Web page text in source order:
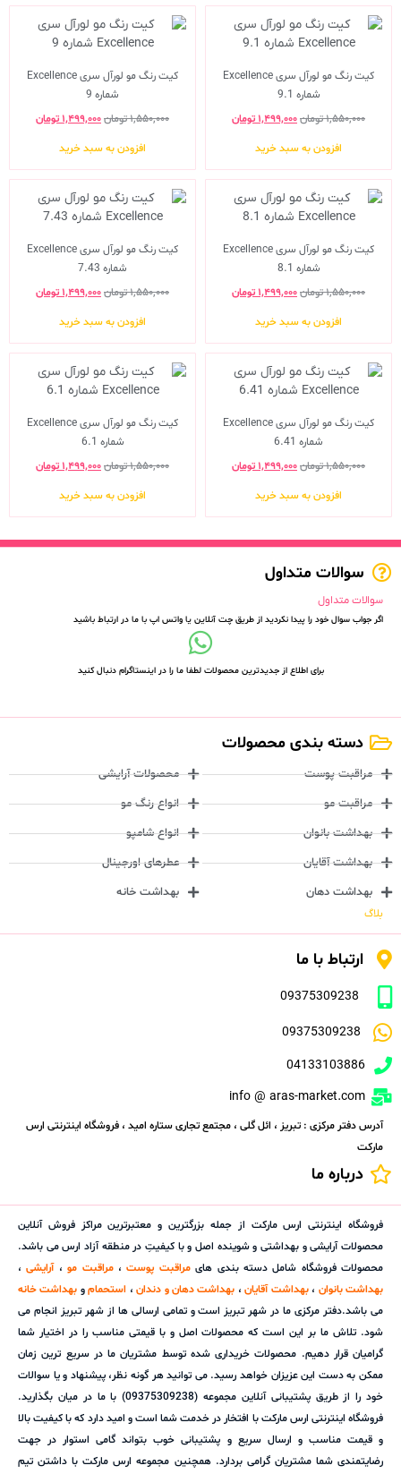
کیت رنگ مو لورآل سری Excellence
شماره 9.1
۱,۵۵۰,۰۰۰تومان۱,۴۹۹,۰۰۰ تومان
افزودن به سبد خرید
کیت رنگ مو لورآل سری Excellence
شماره 9
۱,۵۵۰,۰۰۰تومان۱,۴۹۹,۰۰۰ تومان
افزودن به سبد خرید
کیت رنگ مو لورآل سری Excellence
شماره 8.1
۱,۵۵۰,۰۰۰تومان۱,۴۹۹,۰۰۰ تومان
افزودن به سبد خرید
کیت رنگ مو لورآل سری Excellence
شماره 7.43
۱,۵۵۰,۰۰۰تومان۱,۴۹۹,۰۰۰ تومان
افزودن به سبد خرید
کیت رنگ مو لورآل سری Excellence
شماره 6.41
۱,۵۵۰,۰۰۰تومان۱,۴۹۹,۰۰۰ تومان
افزودن به سبد خرید
کیت رنگ مو لورآل سری Excellence
شماره 6.1
۱,۵۵۰,۰۰۰تومان۱,۴۹۹,۰۰۰ تومان
افزودن به سبد خرید
سوالات متداول
سوالات متداول
اگر جواب سوال خود را پیدا نکردید از طریق چت آنلاین یا واتس اپ با ما در ارتباط باشید
برای اطلاع از جدیدترین محصولات لطفا ما را در اینستاگرام دنبال کنید
دسته بندی محصولات
مراقبت پوست
مراقبت مو
بهداشت بانوان
بهداشت آقایان
بهداشت دهان
محصولات آرایشی
انواع رنگ مو
انواع شامپو
عطرهای اورجینال
بهداشت خانه
بلاگ
ارتباط با ما
09375309238
09375309238
04133103886
info @ aras-market.com
آدرس دفتر مرکزی : تبریز ، ائل گلی ، مجتمع تجاری ستاره امید ، فروشگاه اینترنتی ارس
مارکت
درباره ما
فروشگاه اینترنتی ارس مارکت از جمله بزرگترین و معتبرترین مراکز فروش آنلاین
محصولات آرایشی و بهداشتی و شوینده اصل و با کیفیتِ در منطقه آزاد ارس می باشد.
محصولات فروشگاه شامل دسته بندی هایمراقبت پوست،مراقبت مو،آرایشی،
بهداشت بانوان ،بهداشت آقایان، بهداشت دهان و دندان، استحمامو بهداشت خانه
می باشد.دفتر مرکزی ما در شهر تبریز است و تمامی ارسالی ها از شهر تبریز انجام می
شود. تلاش ما بر این است که محصولات اصل و با قیمتی مناسب را در اختیار شما
گرامیان قرار دهیم. محصولات خریداری شده توسط مشتریان ما در سریع ترین زمان
ممکن به دست این عزیزان خواهد رسید. می توانید هر گونه نظر، پیشنهاد و یا سوالات
خود را از طریق پشتیبانی آنلاین مجموعه (09375309238) با ما در میان بگذارید.
فروشگاه اینترنتی ارس مارکت با افتخار در خدمت شما است و امید دارد که با کیفیت بالا
و قیمت مناسب و ارسال سریع و پشتیبانی خوب بتواند گامی استوار در جهت
رضایتمندی شما مشتریان گرامی بردارد. همچنین مجموعه ارس مارکت با داشتن تیم